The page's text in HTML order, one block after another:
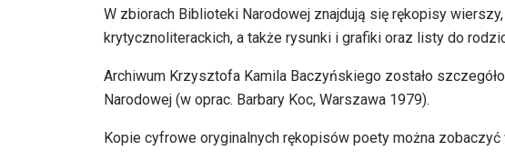
W zbiorach Biblioteki Narodowej znajdują się rękopisy
krytycznoliterackich, a także rysunki i grafiki oraz listy do
Archiwum Krzysztofa Kamila Baczyńskiego zostało
Narodowej (w oprac. Barbary Koc, Warszawa 1979).
Kopie cyfrowe oryginalnych rękopisów poety można zobaczyć